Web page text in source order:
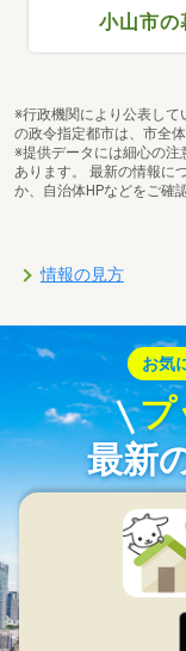
小山市の
※行政機関により公表し
の政令指定都市は、市全
※提供データには細心の
あります。 最新の情報に
か、自治体HPなどをご確
情報の見方
お気
プ
最新